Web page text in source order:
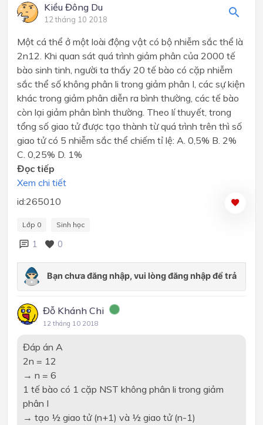
Kiều Đông Du
12 tháng 10 2018
Một cá thể ở một loài động vật có bộ nhiễm sắc thể là
2n12. Khi quan sát quá trình giảm phân của 2000 tế
bào sinh tinh, người ta thấy 20 tế bào có cặp nhiễm
sắc thể số không phân li trong giảm phân I, các sự kiện
khác trong giảm phân diễn ra bình thường, các tế bào
còn lại giảm phân bình thường. Theo lí thuyết, trong
tổng số giao tử được tạo thành từ quá trình trên thì số
giao tử có 5 nhiễm sắc thể chiếm tỉ lệ: A. 0,5% B. 2%
C. 0,25% D. 1%
Đọc tiếp
Xem chi tiết
id:265010
Lớp 0 Sinh học
1 0
Đỗ Khánh Chi
12 tháng 10 2018
Đáp án A
2n = 12
→ n = 6
1 tế bào có 1 cặp NST không phân li trong giảm
phân I
→ tạo ½ giao tử (n+1) và ½ giao tử (n-1)